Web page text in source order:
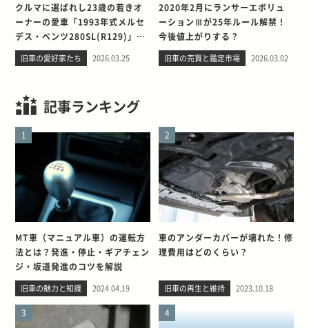
クルマに選ばれし23歳の若きオ
ーナーの愛車「1993年式メルセ
デス・ベンツ280SL(R129)」と
の出会い。そして別れを考える
旧車の愛好家たち 2026.03.25
2020年2月にランサーエボリュ
ーションⅢが25年ルール解禁！
今後値上がりする？
旧車の売買と鑑定市場 2026.03.02
記事ランキング
1
MT車（マニュアル車）の運転方
法とは？発進・停止・ギアチェン
ジ・坂道発進のコツを解説
旧車の魅力と知識 2024.04.19
2
車のアンダーカバーが壊れた！修
理費用はどのくらい？
旧車の再生と維持 2023.10.18
3 4